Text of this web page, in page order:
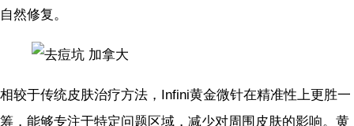
自然修复。
相较于传统皮肤治疗方法，Infini黄金微针在精准性上更胜一
筹，能够专注于特定问题区域，减少对周围皮肤的影响。黄